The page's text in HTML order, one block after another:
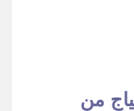
من